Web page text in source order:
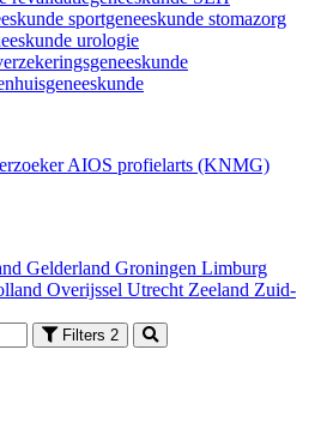
sportgeneeskunde stomazorg
urologie
AIOS profielarts (KNMG)
Gelderland Groningen Limburg
Overijssel Utrecht Zeeland Zuid-
Filters 2